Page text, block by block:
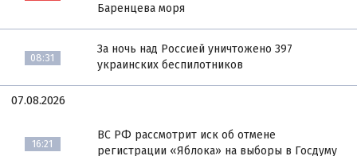
Баренцева моря
08:31
За ночь над Россией уничтожено 397
украинских беспилотников
07.08.2026
16:21
ВС РФ рассмотрит иск об отмене
регистрации «Яблока» на выборы в Госдуму